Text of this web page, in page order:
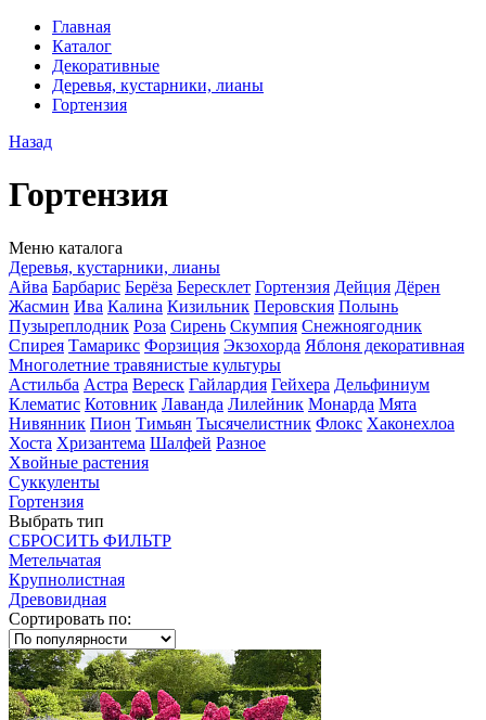
Главная
Каталог
Декоративные
Деревья, кустарники, лианы
Гортензия
Назад
Гортензия
Меню каталога
Деревья, кустарники, лианы
Айва Барбарис Берёза Бересклет Гортензия Дейция Дёрен
Жасмин Ива Калина Кизильник Перовския Полынь
Пузыреплодник Роза Сирень Скумпия Снежноягодник
Спирея Тамарикс Форзиция Экзохорда Яблоня декоративная
Многолетние травянистые культуры
Астильба Астра Вереск Гайлардия Гейхера Дельфиниум
Клематис Котовник Лаванда Лилейник Монарда Мята
Нивянник Пион Тимьян Тысячелистник Флокс Хаконехлоа
Хоста Хризантема Шалфей Разное
Хвойные растения
Суккуленты
Гортензия
Выбрать тип
СБРОСИТЬ ФИЛЬТР
Метельчатая
Крупнолистная
Древовидная
Сортировать по: